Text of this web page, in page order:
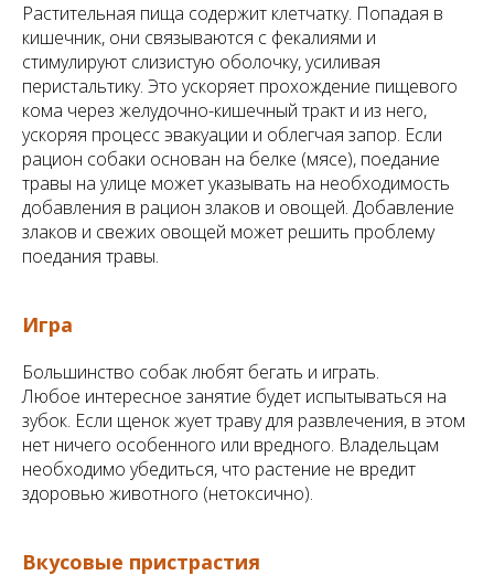
Растительная пища содержит клетчатку. Попадая в
кишечник, они связываются с фекалиями и
стимулируют слизистую оболочку, усиливая
перистальтику. Это ускоряет прохождение пищевого
кома через желудочно-кишечный тракт и из него,
ускоряя процесс эвакуации и облегчая запор. Если
рацион собаки основан на белке (мясе), поедание
травы на улице может указывать на необходимость
добавления в рацион злаков и овощей. Добавление
злаков и свежих овощей может решить проблему
поедания травы.
Игра
Большинство собак любят бегать и играть.
Любое интересное занятие будет испытываться на
зубок. Если щенок жует траву для развлечения, в этом
нет ничего особенного или вредного. Владельцам
необходимо убедиться, что растение не вредит
здоровью животного (нетоксично).
Вкусовые пристрастия